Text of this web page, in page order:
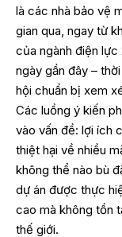
là các nhà bảo vệ
gian qua, ngay từ
của ngành điện lực
ngày gần đây –
hội chuẩn bị xem
Các luồng ý kiến
vào vấn đề: lợi ích
thiệt hại về nhiều
không thể nào bù
dự án được thực
cao mà không tồn
thế giới.